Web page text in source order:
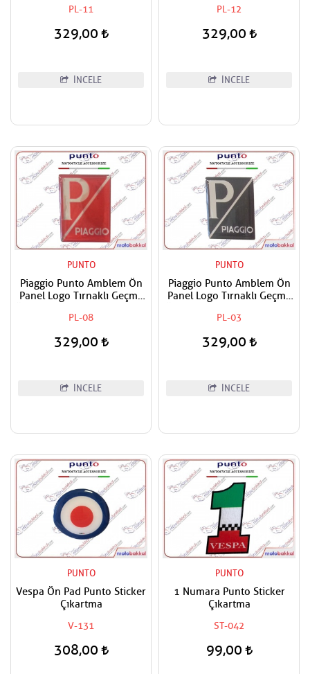
Oranj
PL-11
329,00
İNCELE
Sarı
PL-12
329,00
İNCELE
PUNTO
Piaggio Punto Amblem Ön
Panel Logo Tırnaklı Geçme
Gümüş
PL-08
329,00
İNCELE
PUNTO
Piaggio Punto Amblem Ön
Panel Logo Tırnaklı Geçme
Gri
PL-03
329,00
İNCELE
PUNTO
Vespa Ön Pad Punto Sticker
Çıkartma
V-131
308,00
PUNTO
1 Numara Punto Sticker
Çıkartma
ST-042
99,00